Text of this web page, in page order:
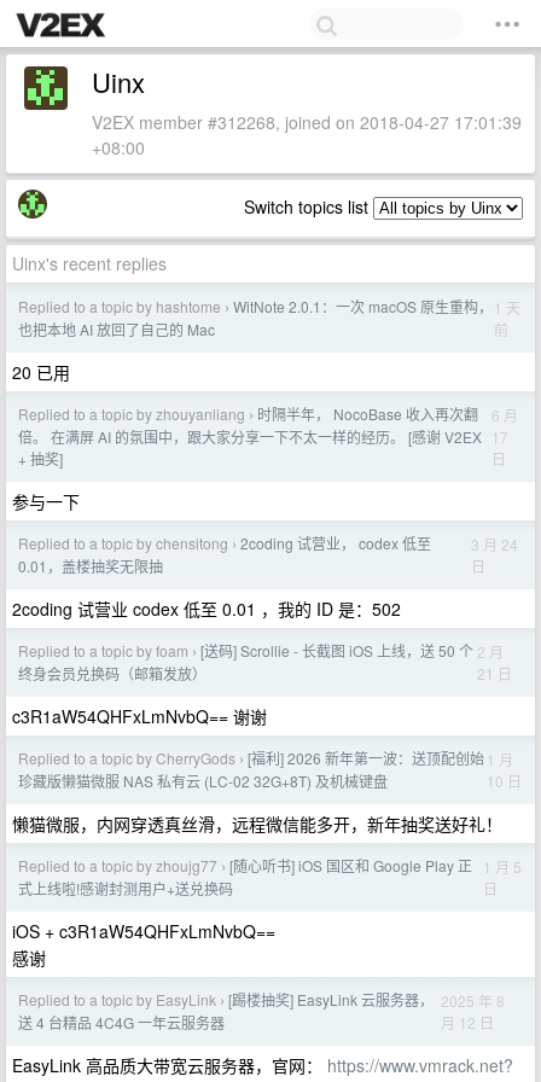
Uinx
V2EX member #312268, joined on 2018-04-27 17:01:39
+08:00
Switch topics list
Uinx's recent replies
Replied to a topic by hashtome › WitNote 2.0.1：一次 macOS 原生重构，
也把本地 AI 放回了自己的 Mac
1 天
前
20 已用
Replied to a topic by zhouyanliang › 时隔半年， NocoBase 收入再次翻
倍。 在满屏 AI 的氛围中，跟大家分享一下不太一样的经历。 [感谢 V2EX
+ 抽奖]
6 月
17
日
参与一下
Replied to a topic by chensitong › 2coding 试营业， codex 低至
0.01，盖楼抽奖无限抽
3 月 24
日
2coding 试营业 codex 低至 0.01 ，我的 ID 是：502
Replied to a topic by foam › [送码] Scrollie - 长截图 iOS 上线，送 50 个
终身会员兑换码（邮箱发放）
2 月
21 日
c3R1aW54QHFxLmNvbQ== 谢谢
Replied to a topic by CherryGods › [福利] 2026 新年第一波：送顶配创始
珍藏版懒猫微服 NAS 私有云 (LC-02 32G+8T) 及机械键盘
1 月
10 日
懒猫微服，内网穿透真丝滑，远程微信能多开，新年抽奖送好礼！
Replied to a topic by zhoujg77 › [随心听书] iOS 国区和 Google Play 正
式上线啦!感谢封测用户+送兑换码
1 月 5
日
iOS + c3R1aW54QHFxLmNvbQ==
感谢
Replied to a topic by EasyLink › [踢楼抽奖] EasyLink 云服务器，
送 4 台精品 4C4G 一年云服务器
2025 年 8
月 12 日
EasyLink 高品质大带宽云服务器，官网： https://www.vmrack.net?